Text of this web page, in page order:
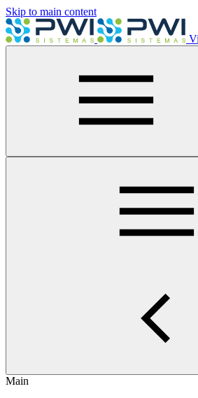
Skip to main content
Main